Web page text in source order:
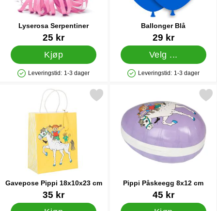
Lyserosa Serpentiner
Varenummer 12509
25 kr
Kjøp
Produkttilgjengelighet: På lager
Leveringstid: 1-3 dager
Ballonger Blå
Varenummer 1429
29 kr
Velg ...
Produkttilgjengelighet: På lager
Leveringstid: 1-3 dager
Gavepose Pippi 18x10x23 cm
Varenummer 90354
35 kr
Merk gavepose Pippi 18x10x23 cm som favoritt
Pippi Påskeegg 8x12 cm
Varenummer 90356
45 kr
Merk pippi Påskeegg